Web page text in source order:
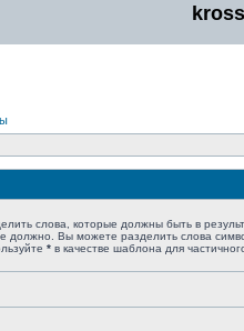
слова, которые должны быть в
должно. Вы можете разделить слова
* в качестве шаблона для